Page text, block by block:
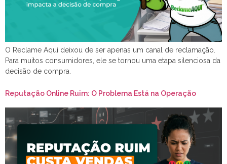
O Reclame Aqui deixou de ser apenas um canal de reclamação.
Para muitos consumidores, ele se tornou uma etapa silenciosa da
decisão de compra.
Reputação Online Ruim: O Problema Está na Operação